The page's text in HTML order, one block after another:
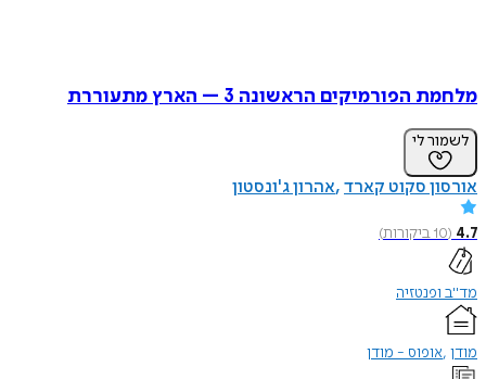
מלחמת הפורמיקים הראשונה 3 – הארץ מתעוררת
לשמור לי
אורסון סקוט קארד אהרון ג'ונסטון
4.7
(
10ביקורות)
מד"ב ופנטזיה
מודן אופוס - מודן